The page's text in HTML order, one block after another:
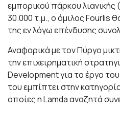
εμπορικού πάρκου
30.000 τ.μ., ο όμιλος Fourlis
της εν λόγω επένδυσης
Αναφορικά με τον Πύργο
την επιχειρηματική
Development για το έργο
του εμπίπτει στην
οποίες η Lamda αναζητά